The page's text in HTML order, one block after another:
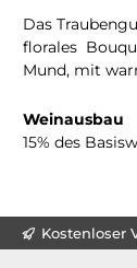
Das
florales
Mund, mit
Weinausbau
15% des
Kostenloser